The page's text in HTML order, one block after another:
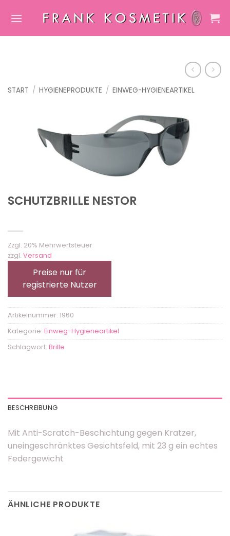
Inhalt
START / HYGIENEPRODUKTE / EINWEG-HYGIENEARTIKEL
SCHUTZBRILLE NESTOR
Zzgl. 20% Mehrwertsteuer
zzgl. Versand
Preise nur für
registrierte Nutzer
Artikelnummer: 1960
Kategorie: Einweg-Hygieneartikel
Schlagwort: Brille
BESCHREIBUNG
Mit Anti-Scratch-Beschichtung gegen Kratzer,
uneingeschränktes Gesichtsfeld, mit 23 g ein echtes
Federgewicht
ÄHNLICHE PRODUKTE